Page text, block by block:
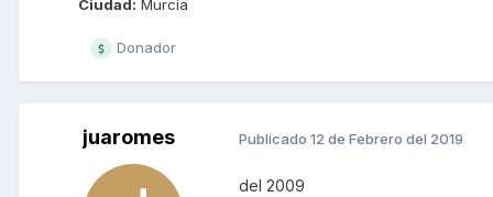
Ciudad: Murcia
Donador
juaromes Publicado 12 de Febrero del 2019
del 2009